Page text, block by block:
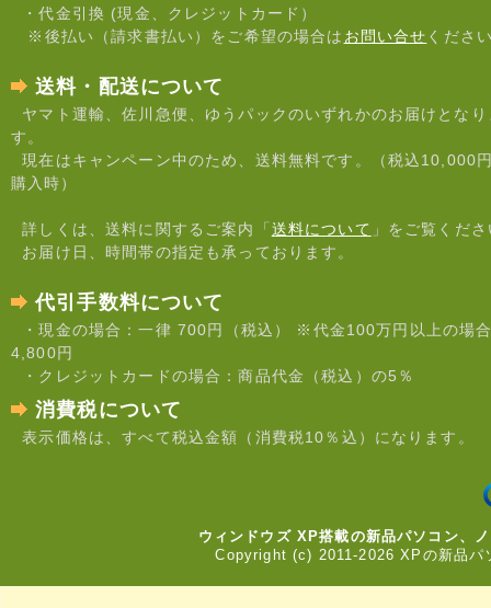
・代金引換 (現金、クレジットカード）
※後払い（請求書払い）をご希望の場合は お問い合せ くださ
送料・配送について
ヤマト運輸、佐川急便、ゆうパックのいずれかのお届けとなり
す。
現在はキャンペーン中のため、送料無料です。（税込10,000
購入時）
詳しくは、送料に関するご案内「送料について 」をご覧くだ
お届け日、時間帯の指定も承っております。
代引手数料について
・現金の場合：一律 700円（税込） ※代金100万円以上の場
4,800円
・クレジットカードの場合：商品代金（税込）の5％
消費税について
表示価格は、すべて税込金額（消費税10％込）になります。
ウィンドウズ XP搭載の新品パソコン、
Copyright (c) 2011-2026 XPの新品